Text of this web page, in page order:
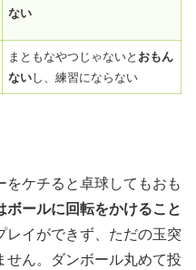
ない
まともなやつじゃないと おもん
ないし、練習にならない
をケチると卓球してもおも
ボールに回転をかけること
レイができず、ただの玉突
せん。ダンボール丸めて投